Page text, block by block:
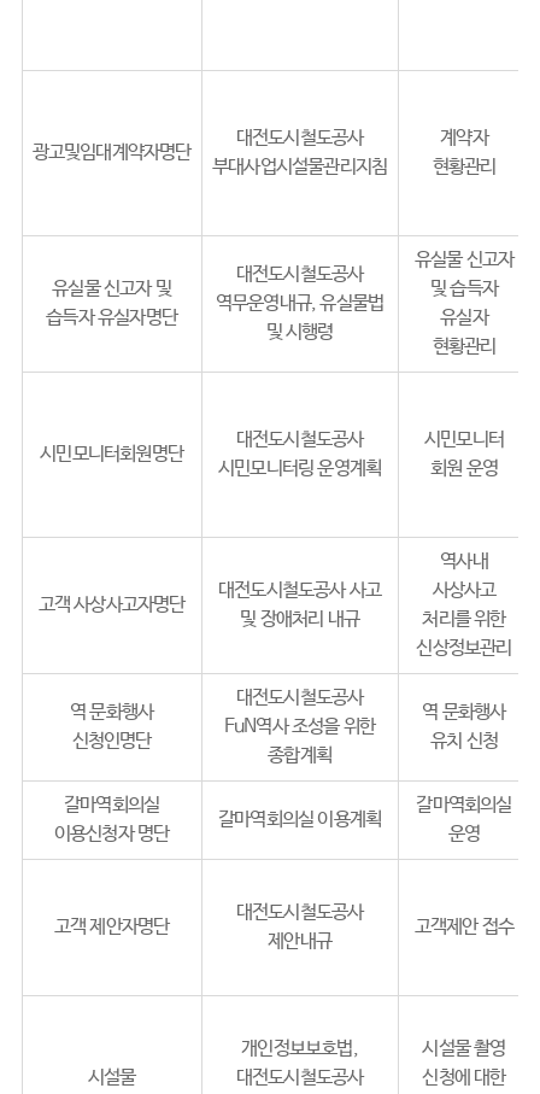
광고및임대계약자명단
대전도시철도공사
부대사업시설물관리지침
계약자
현황관리
유실물 신고자 및
습득자 유실자명단
대전도시철도공사
역무운영내규, 유실물법
및 시행령
유실물 신고자
및 습득자
유실자
현황관리
시민모니터회원명단
대전도시철도공사
시민모니터링 운영계획
시민모니터
회원 운영
고객 사상사고자명단
대전도시철도공사 사고
및 장애처리 내규
역사내
사상사고
처리를 위한
신상정보관리
역 문화행사
신청인명단
대전도시철도공사
FuN역사 조성을 위한
종합계획
역 문화행사
유치 신청
갈마역회의실
이용신청자 명단
갈마역회의실 이용계획
갈마역회의실
운영
고객 제안자명단
대전도시철도공사
제안내규
고객제안 접수
시설물
개인정보보호법,
대전도시철도공사
시설물 촬영
신청에 대한